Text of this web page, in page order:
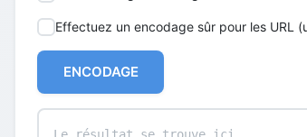
Effectuez un encodage sûr pour les URL
ENCODAGE